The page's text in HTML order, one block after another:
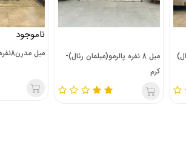
مبل 8 نفره پالرمو(مبلمان رئال)-
کرم
ناموجود
مبل مدرن8نفره آرام(شرکت رئال)